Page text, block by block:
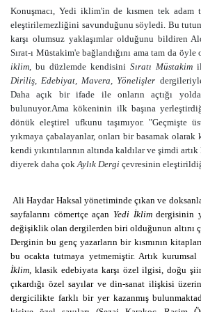
Konuşmacı, Yedi iklim'in de kısmen tek adam
eleştirilemezliğini savunduğunu söyledi. Bu
karşı olumsuz yaklaşımlar olduğunu bildiren
Sırat-ı Müstakim'e bağlandığını ama tam da öyle
iklim , bu düzlemde kendisini Sıratı Müstakim
Diriliş, Edebiyat, Mavera, Yönelişler
Daha açık bir ifade ile onların açtığı
bulunuyor.Ama kökeninin ilk başına
dönük eleştirel ufkunu taşımıyor. "Geçmişte
yıkmaya çabalayanlar, onları bir basamak olarak
kendi yıkıntılarının altında kaldılar ve şimdi
diyerek daha çok Aylık Dergi çevresinin
Ali Haydar Haksal yönetiminde çıkan ve
sayfalarını cömertçe açan Yedi İklimdergisinin
değişiklik olan dergilerden biri olduğunun altını
Derginin bu genç yazarların bir kısmının
bu ocakta tutmaya yetmemiştir. Artık
İklim , klasik edebiyata karşı özel ilgisi, doğu
çıkardığı özel sayılar ve din-sanat ilişkisi
dergicilikte farklı bir yer kazanmış